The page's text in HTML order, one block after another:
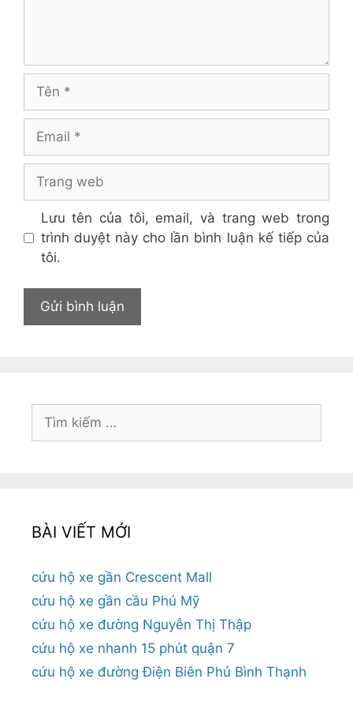
Tên
Email
Trang
Lưu tên của tôi, email, và trang web trong
trình duyệt này cho lần bình luận kế tiếp của
tôi.
Tìm
kiếm
BÀI VIẾT MỚI
cứu hộ xe gần Crescent Mall
cứu hộ xe gần cầu Phú Mỹ
cứu hộ xe đường Nguyễn Thị Thập
cứu hộ xe nhanh 15 phút quận 7
cứu hộ xe đường Điện Biên Phủ Bình Thạnh